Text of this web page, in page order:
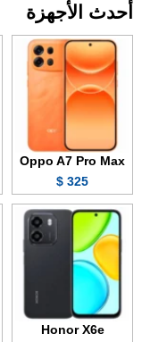
أحدث الأجهزة
Oppo A7 Pro Max
325 $
Honor X6e